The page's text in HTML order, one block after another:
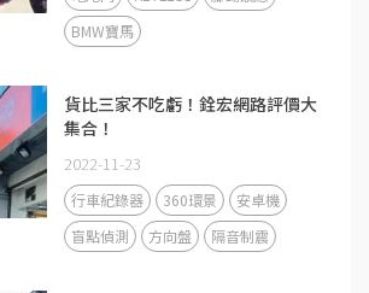
BMW寶馬
貨比三家不吃虧！銓宏網路評價大
集合！
2022-11-23
行車紀錄器 360環景
安卓機
盲點偵測
方向盤 隔音制震